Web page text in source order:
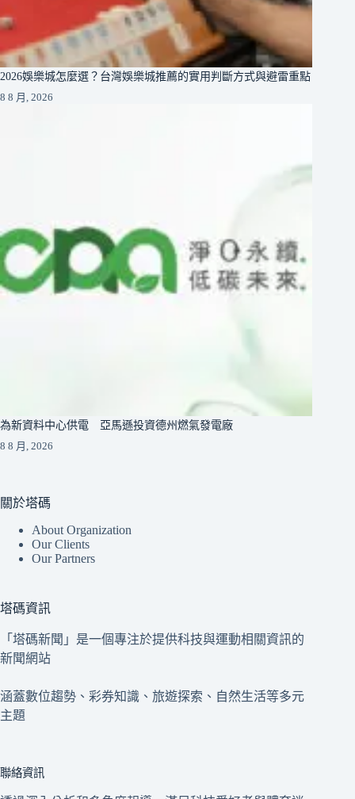
2026娛樂城怎麼選？台灣娛樂城推薦的實用判斷方式與避雷重點
8 8 月, 2026
為新資料中心供電 亞馬遜投資德州燃氣發電廠
8 8 月, 2026
關於塔碼
About Organization
Our Clients
Our Partners
塔碼資訊
「塔碼新聞」是一個專注於提供科技與運動相關資訊的
新聞網站
涵蓋數位趨勢、彩券知識、旅遊探索、自然生活等多元
主題
聯絡資訊